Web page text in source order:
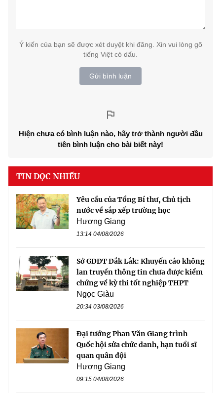
Ý kiến của bạn sẽ được xét duyệt khi đăng. Xin vui lòng gõ
tiếng Việt có dấu.
Gửi bình luận
Hiện chưa có bình luận nào, hãy trở thành người đầu
tiên bình luận cho bài biết này!
TIN ĐỌC NHIỀU
Yêu cầu của Tổng Bí thư, Chủ tịch
nước về sắp xếp trường học
Hương Giang
13:14 04/08/2026
Sở GDĐT Đắk Lắk: Khuyến cáo không
lan truyền thông tin chưa được kiểm
chứng về kỳ thi tốt nghiệp THPT
Ngọc Giàu
20:34 03/08/2026
Đại tướng Phan Văn Giang trình
Quốc hội sửa chức danh, hạn tuổi sĩ
quan quân đội
Hương Giang
09:15 04/08/2026